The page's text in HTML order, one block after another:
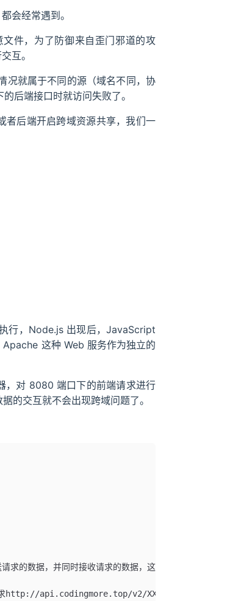
会经常遇到。
文件，为了防御来自歪门邪道的攻
互。
就属于不同的源（域名不同，协
后端接口时就访问失败了。
者后端开启跨域资源共享，我们一
行，Node.js 出现后，JavaScript
这种 Web 服务作为独立的
，对 8080 端口下的前端请求进行
的交互就不会出现跨域问题了。
数据，并同时接收请求的数据，这样服务端和服务端
api.codingmore.top/v2/XXXXX这个地址的时